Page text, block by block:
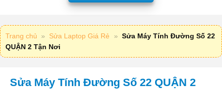
Trang chủ » Sửa Laptop Giá Rẻ » Sửa Máy Tính Đường Số 22
QUẬN 2 Tận Nơi
Sửa Máy Tính Đường Số 22 QUẬN 2